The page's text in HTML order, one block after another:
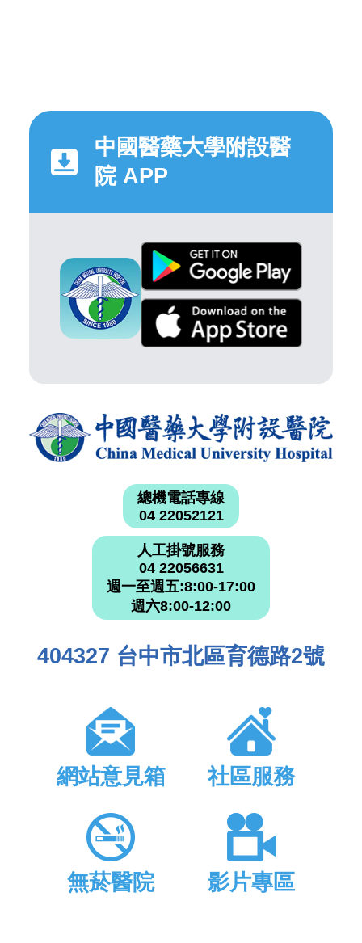
中國醫藥大學附設醫
院 APP
總機電話專線
04 22052121
人工掛號服務
04 22056631
週一至週五:8:00-17:00
週六8:00-12:00
404327 台中市北區育德路2號
網站意見箱 社區服務
無菸醫院 影片專區